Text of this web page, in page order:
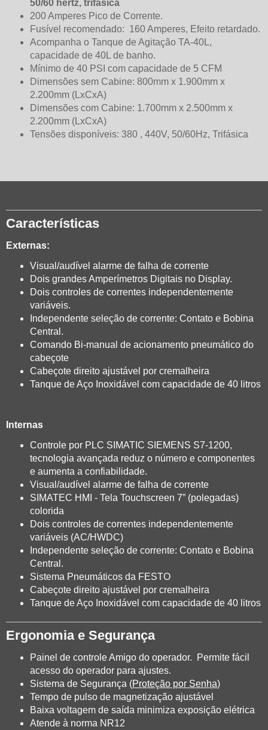
50/60 hertz, trifásica
200 Amperes Pico de Corrente.
Fusível recomendado: 160 Amperes, Efeito retardado.
Acompanha o Tanque de Agitação TA-40L,
capacidade de 40L de banho.
Mínimo de 40 PSI com capacidade de 5 CFM
Dimensões sem Cabine: 800mm x 1.900mm x
2.200mm (LxCxA)
Dimensões com Cabine: 1.700mm x 2.500mm x
2.200mm (LxCxA)
Tensões disponíveis: 380 , 440V, 50/60Hz, Trifásica
Características
Externas:
Visual/audível alarme de falha de corrente
Dois grandes Amperímetros Digitais no Display.
Dois controles de correntes independentemente
variáveis.
Independente seleção de corrente: Contato e Bobina
Central.
Comando Bi-manual de acionamento pneumático do
cabeçote
Cabeçote direito ajustável por cremalheira
Tanque de Aço Inoxidável com capacidade de 40 litros
Internas
Controle por PLC SIMATIC SIEMENS S7-1200,
tecnologia avançada reduz o número e componentes
e aumenta a confiabilidade.
Visual/audível alarme de falha de corrente
SIMATEC HMI - Tela Touchscreen 7” (polegadas)
colorida
Dois controles de correntes independentemente
variáveis (AC/HWDC)
Independente seleção de corrente: Contato e Bobina
Central.
Sistema Pneumáticos da FESTO
Cabeçote direito ajustável por cremalheira
Tanque de Aço Inoxidável com capacidade de 40 litros
Ergonomia e Segurança
Painel de controle Amigo do operador. Permite fácil
acesso do operador para ajustes.
Sistema de Segurança (Proteção por Senha)
Tempo de pulso de magnetização ajustável
Baixa voltagem de saída minimiza exposição elétrica
Atende à norma NR12